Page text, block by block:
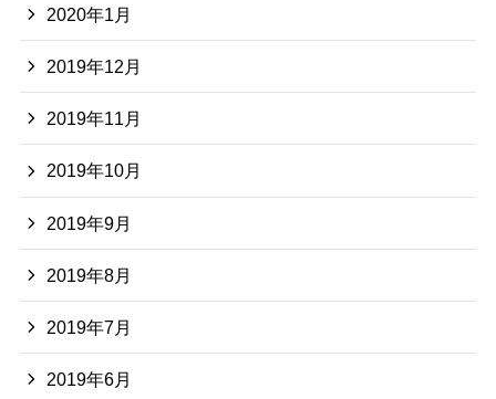
2020年1月
2019年12月
2019年11月
2019年10月
2019年9月
2019年8月
2019年7月
2019年6月